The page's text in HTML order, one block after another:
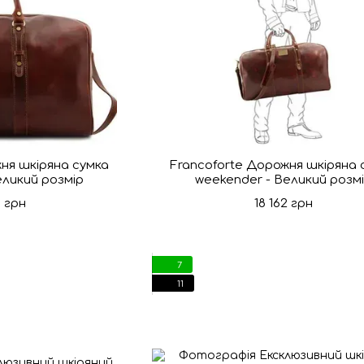
шкіряна сумка
розмір
грн
Francoforte Дорожня шкіряна
weekender - Великий
18 162 грн
7
11